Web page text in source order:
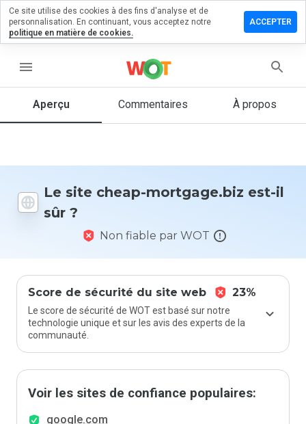
menu
Aperçu Commentaires À propos
Le site cheap-mortgage.biz est-il
sûr ?
Non fiable par WOT
Score de sécurité du site web 23%
Le score de sécurité de WOT est basé sur notre
technologie unique et sur les avis des experts de la
communauté.
Voir les sites de confiance populaires:
google.com
un
1 et 5
vous à ce
site ?
Ce site utilise des cookies à des fins d'analyse et de
personnalisation. En continuant, vous acceptez notre
politique en matière de cookies.
ACCEPTER